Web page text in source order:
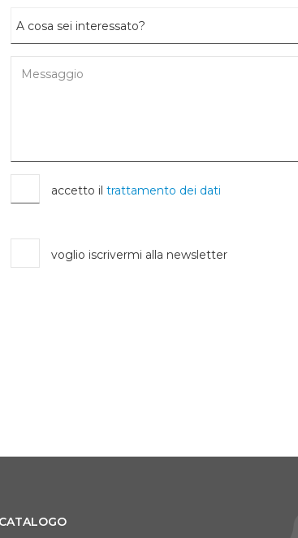
accetto il trattamento dei dati
voglio iscrivermi alla newsletter
CATALOGO